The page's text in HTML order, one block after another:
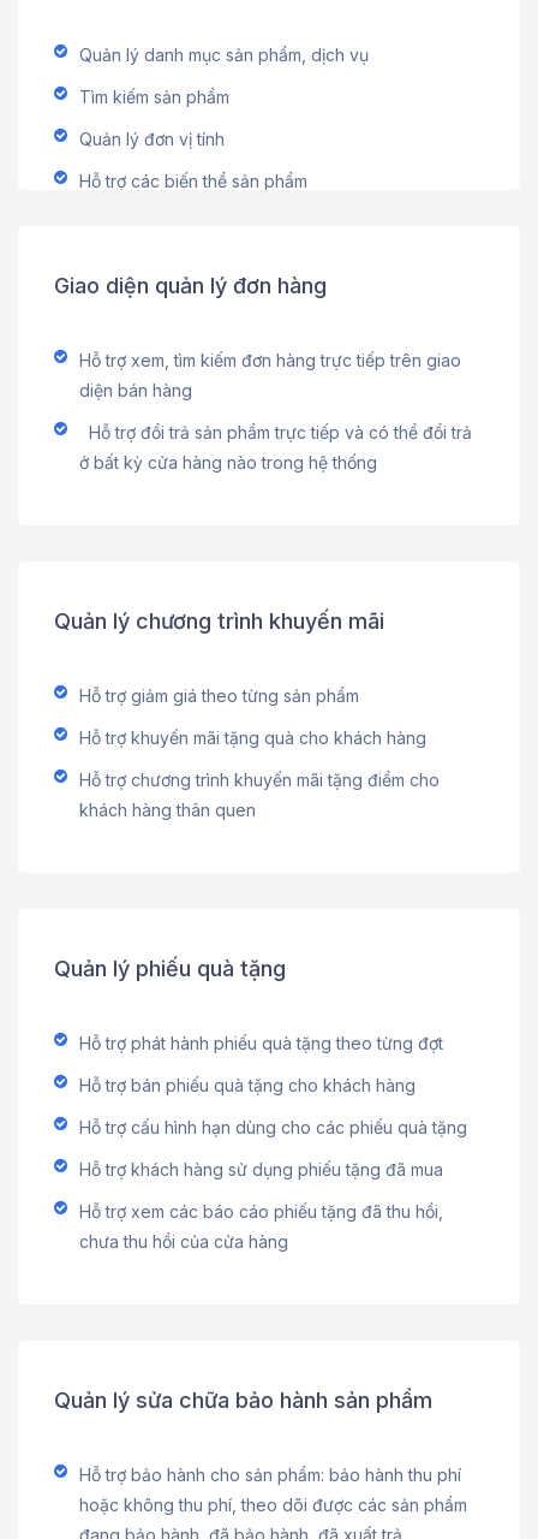
Quản lý danh mục sản phẩm, dịch vụ
Tìm kiếm sản phẩm
Quản lý đơn vị tính
Hỗ trợ các biến thể sản phẩm
Giao diện quản lý đơn hàng
Hỗ trợ xem, tìm kiếm đơn hàng trực tiếp trên giao
diện bán hàng
Hỗ trợ đổi trả sản phẩm trực tiếp và có thể đổi trả
ở bất kỳ cửa hàng nào trong hệ thống
Quản lý chương trình khuyến mãi
Hỗ trợ giảm giá theo từng sản phẩm
Hỗ trợ khuyến mãi tặng quà cho khách hàng
Hỗ trợ chương trình khuyến mãi tặng điểm cho
khách hàng thân quen
Quản lý phiếu quà tặng
Hỗ trợ phát hành phiếu quà tặng theo từng đợt
Hỗ trợ bán phiếu quà tặng cho khách hàng
Hỗ trợ cấu hình hạn dùng cho các phiếu quà tặng
Hỗ trợ khách hàng sử dụng phiếu tặng đã mua
Hỗ trợ xem các báo cáo phiếu tặng đã thu hồi,
chưa thu hồi của cửa hàng
Quản lý sửa chữa bảo hành sản phẩm
Hỗ trợ bảo hành cho sản phẩm: bảo hành thu phí
hoặc không thu phí, theo dõi được các sản phẩm
đang bảo hành, đã bảo hành, đã xuất trả